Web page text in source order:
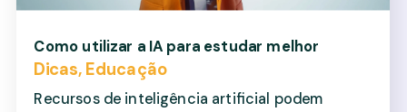
Como utilizar a IA para estudar melhor
Dicas, Educação
Recursos de inteligência artificial podem